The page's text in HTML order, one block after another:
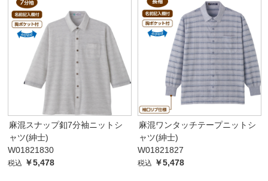
麻混スナップ釦7分袖ニットシ
ャツ(紳士)
W01821830
税込 ￥5,478
麻混ワンタッチテープニットシ
ャツ(紳士)
W01821827
税込 ￥5,478